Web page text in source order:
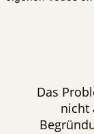
Das
nicht